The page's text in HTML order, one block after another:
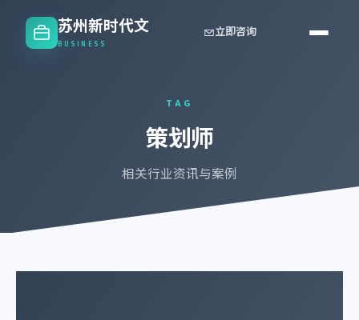
苏州新时代文
BUSINESS
立即咨询
TAG
策划师
相关行业资讯与案例